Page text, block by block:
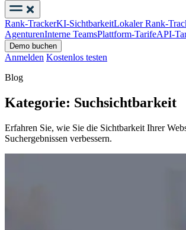
Rank-TrackerKI-SichtbarkeitLokaler Rank-
AgenturenInterne TeamsPlattform-TarifeAPI-
Demo buchen
Anmelden Kostenlos testen
Blog
Kategorie: Suchsichtbarkeit
Erfahren Sie, wie Sie die Sichtbarkeit Ihrer
Suchergebnissen verbessern.